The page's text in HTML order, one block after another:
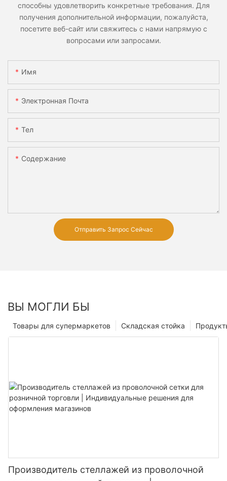
способны удовлетворить конкретные требования. Для
получения дополнительной информации, пожалуйста,
посетите веб-сайт или свяжитесь с нами напрямую с
вопросами или запросами.
Имя
Электронная Почта
Тел
Содержание
Отправить Запрос Сейчас
ВЫ МОГЛИ БЫ
Складская стойка
Товары для супермаркетов
Производитель стеллажей из проволочной